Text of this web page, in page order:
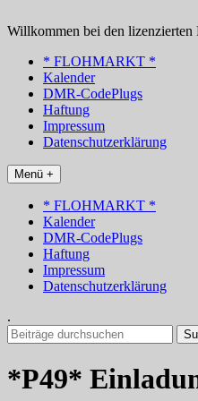
Inhalt
Willkommen bei den lizenzierten
* FLOHMARKT *
Kalender
DMR-CodePlugs
Haftung
Impressum
Datenschutzerklärung
Menü +
* FLOHMARKT *
Kalender
DMR-CodePlugs
Haftung
Impressum
Datenschutzerklärung
.
Suchen
nach:
*P49*